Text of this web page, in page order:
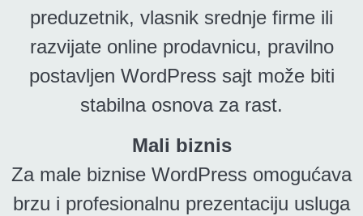
preduzetnik, vlasnik srednje firme ili
razvijate online prodavnicu, pravilno
postavljen WordPress sajt može biti
stabilna osnova za rast.
Mali biznis
Za male biznise WordPress omogućava
brzu i profesionalnu prezentaciju usluga